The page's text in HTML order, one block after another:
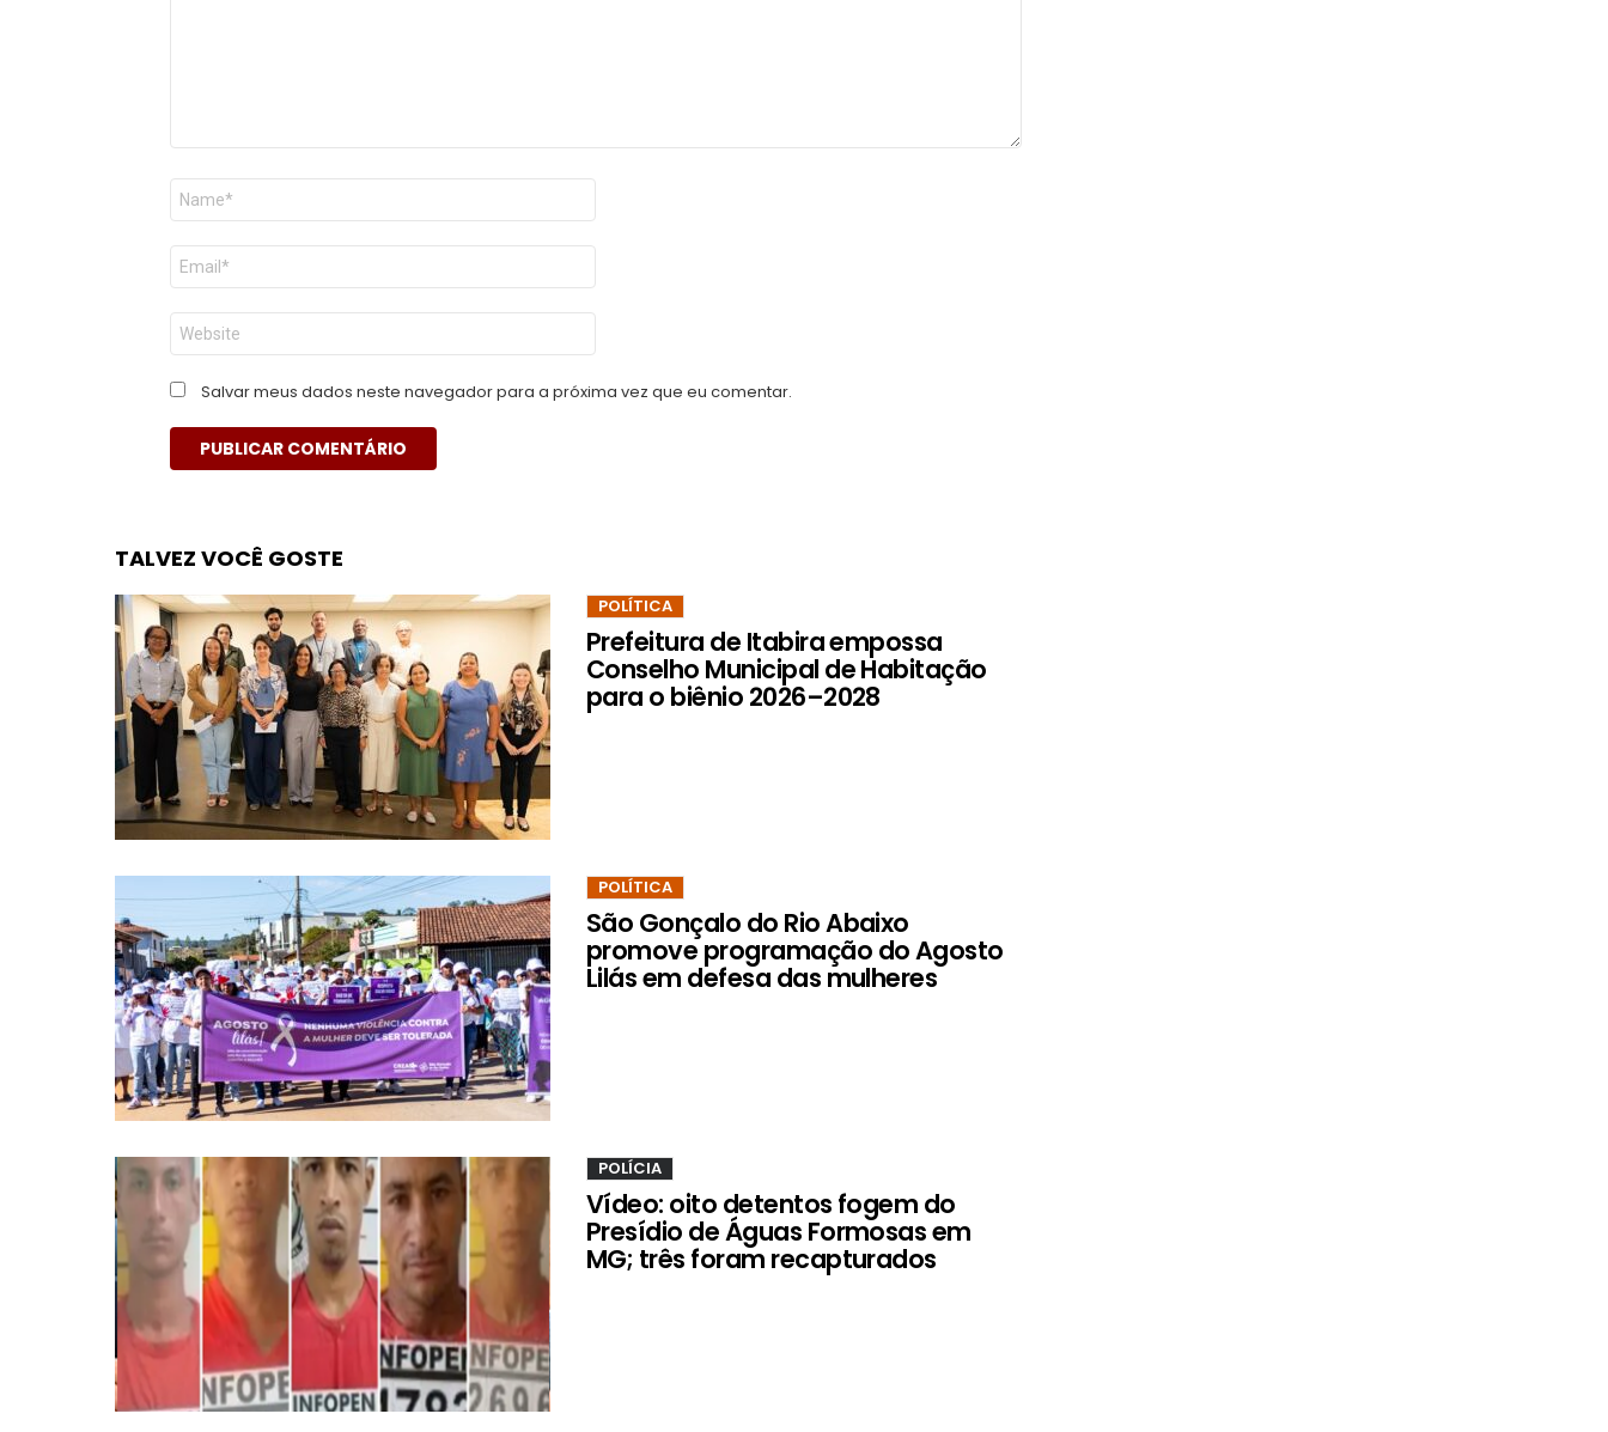
Nome
E-
mail
*
Site
Salvar meus dados neste navegador para a próxima vez que eu comentar.
TALVEZ VOCÊ GOSTE
POLÍTICA
Prefeitura de Itabira empossa
Conselho Municipal de Habitação
para o biênio 2026–2028
POLÍTICA
São Gonçalo do Rio Abaixo
promove programação do Agosto
Lilás em defesa das mulheres
POLÍCIA
Vídeo: oito detentos fogem do
Presídio de Águas Formosas em
MG; três foram recapturados